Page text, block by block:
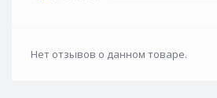
Нет отзывов о данном товаре.